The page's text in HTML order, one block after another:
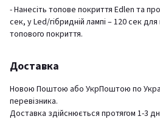
- Нанесіть топове покриття Edlen та
сек, у Led/гібридній лампі – 120 сек
топового покриття.
Доставка
Новою Поштою або УкрПоштою по
перевізника.
Доставка здійснюється протягом 1-3